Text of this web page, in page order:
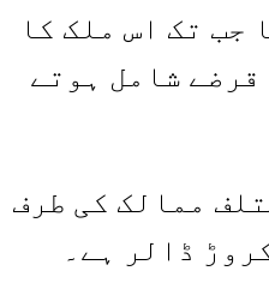
جب تک اس ملک کا
شامل ہوتے
ممالک کی طرف
گئے قرضوں کا حجم ہے۔ 31 مارچ تک پاکستان پر کثیرالجہتی قرضوں کا بوجھ 28 ارب 86 کروڑ ڈالر ہے۔